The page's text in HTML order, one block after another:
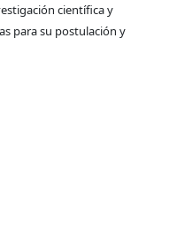
científica y
para su postulación y